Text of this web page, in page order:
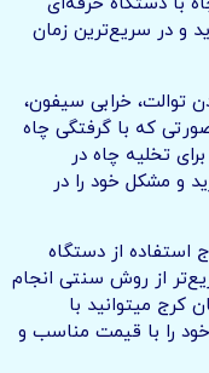
و در سریع‌ترین زمان
توالت، خرابی سیفون،
که با گرفتگی چاه
تخلیه چاه در
و مشکل خود را در
استفاده از دستگاه
از روش سنتی انجام
کرج میتوانید با
را با قیمت مناسب و